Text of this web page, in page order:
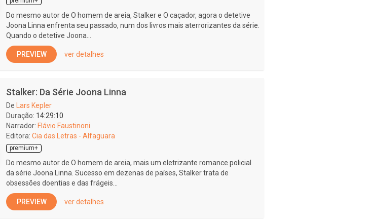
Do mesmo autor de O homem de areia, Stalker e O caçador, agora o detetive
Joona Linna enfrenta seu passado, num dos livros mais aterrorizantes da série.
Quando o detetive Joona...
PREVIEW ver detalhes
Stalker: Da Série Joona Linna
De
Lars Kepler
Duração: 14:29:10
Narrador: Flávio Faustinoni
Editora: Cia das Letras - Alfaguara
premium+
Do mesmo autor de O homem de areia, mais um eletrizante romance policial
da série Joona Linna. Sucesso em dezenas de países, Stalker trata de
obsessões doentias e das frágeis...
PREVIEW ver detalhes